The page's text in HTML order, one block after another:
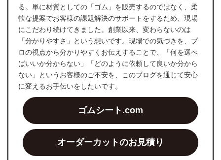
る。単に材質としての「ゴム」を販売するのではなく、柔
軟な提案でお客様の課題解決のサポートをするため、現場
にこだわり続けてきました。創業以来、変わらないのは
「分かりやすさ」という想いです。現場での気づきを、プ
ロの視点から分かりやすくお伝えすることで、「何を選べ
ばいいか分からない」「どのように依頼して良いか分から
ない」というお客様のご不安を、このブログを通じて安心
に変えるお手伝いをしたいです。
ゴムシート.com
オーダーカットのお見積り